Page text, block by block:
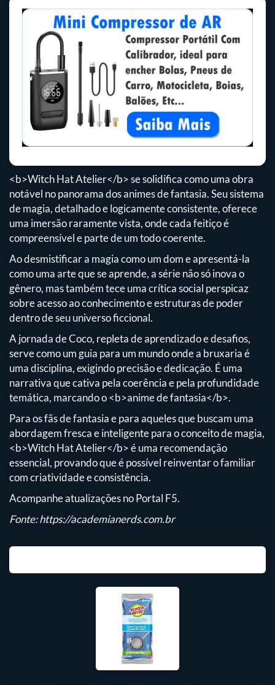
<b>Witch Hat Atelier</b> se solidifica como uma obra
notável no panorama dos animes de fantasia. Seu sistema
de magia, detalhado e logicamente consistente, oferece
uma imersão raramente vista, onde cada feitiço é
compreensível e parte de um todo coerente.
Ao desmistificar a magia como um dom e apresentá-la
como uma arte que se aprende, a série não só inova o
gênero, mas também tece uma crítica social perspicaz
sobre acesso ao conhecimento e estruturas de poder
dentro de seu universo ficcional.
A jornada de Coco, repleta de aprendizado e desafios,
serve como um guia para um mundo onde a bruxaria é
uma disciplina, exigindo precisão e dedicação. É uma
narrativa que cativa pela coerência e pela profundidade
temática, marcando o <b>anime de fantasia</b>.
Para os fãs de fantasia e para aqueles que buscam uma
abordagem fresca e inteligente para o conceito de magia,
<b>Witch Hat Atelier</b> é uma recomendação
essencial, provando que é possível reinventar o familiar
com criatividade e consistência.
Acompanhe atualizações no Portal F5.
Fonte:https://academianerds.com.br